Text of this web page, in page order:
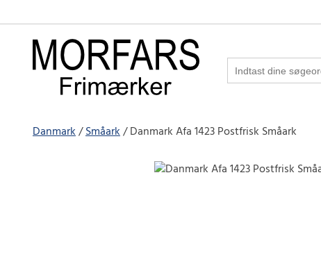
Danmark Småark Danmark Afa 1423 Postfrisk Småark